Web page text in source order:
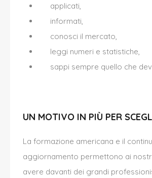
applicati,
informati,
conosci il mercato,
leggi numeri e statistiche,
sappi sempre quello che
UN MOTIVO IN PIÙ PER
La formazione americana e il
aggiornamento permettono ai
avere davanti dei grandi